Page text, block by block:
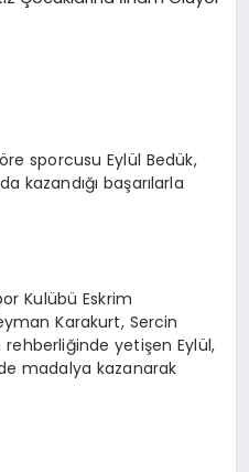
sporcusu Eylül Bedük,
kazandığı başarılarla
Kulübü Eskrim
Karakurt, Sercin
rehberliğinde yetişen Eylül,
madalya kazanarak